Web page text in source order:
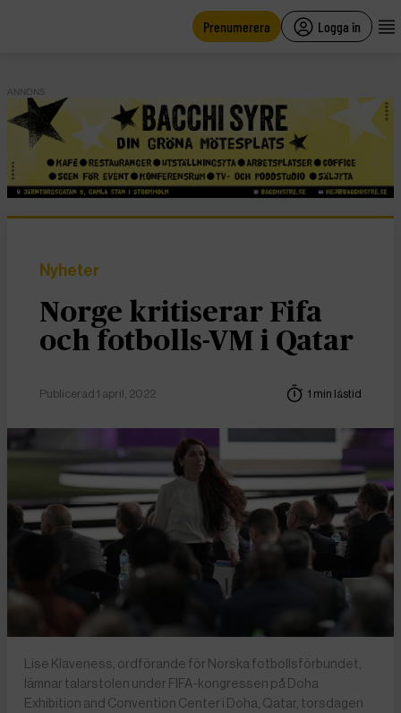
Prenumerera Logga in
ANNONS
Nyheter
Norge kritiserar Fifa
och fotbolls-VM i Qatar
Publicerad 1 april, 2022 1 min lästid
Lise Klaveness, ordförande för Norska fotbollsförbundet,
lämnar talarstolen under FIFA-kongressen på Doha
Exhibition and Convention Center i Doha, Qatar, torsdagen